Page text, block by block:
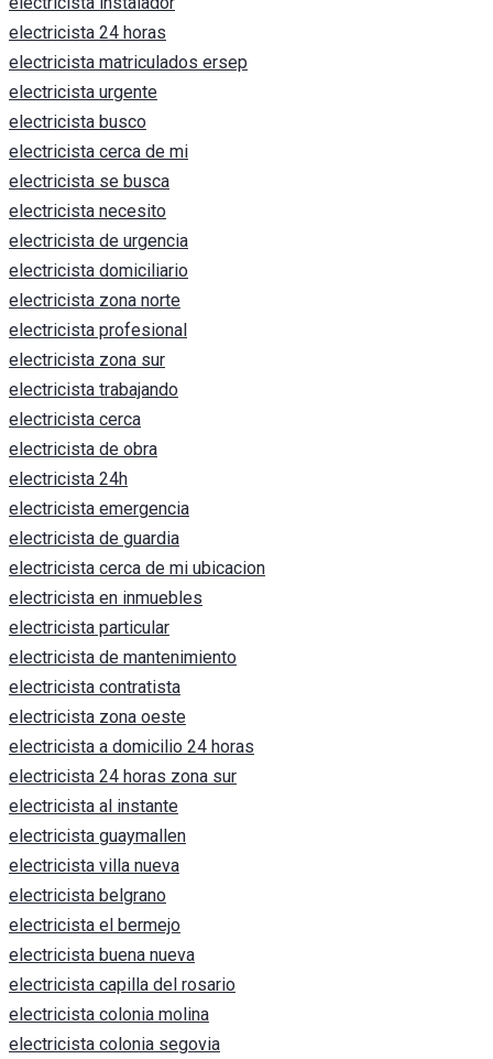
electricista 24 horas
electricista matriculados ersep
electricista urgente
electricista busco
electricista cerca de mi
electricista se busca
electricista necesito
electricista de urgencia
electricista domiciliario
electricista zona norte
electricista profesional
electricista zona sur
electricista trabajando
electricista cerca
electricista de obra
electricista 24h
electricista emergencia
electricista de guardia
electricista cerca de mi ubicacion
electricista en inmuebles
electricista particular
electricista de mantenimiento
electricista contratista
electricista zona oeste
electricista a domicilio 24 horas
electricista 24 horas zona sur
electricista al instante
electricista guaymallen
electricista villa nueva
electricista belgrano
electricista el bermejo
electricista buena nueva
electricista capilla del rosario
electricista colonia molina
electricista colonia segovia